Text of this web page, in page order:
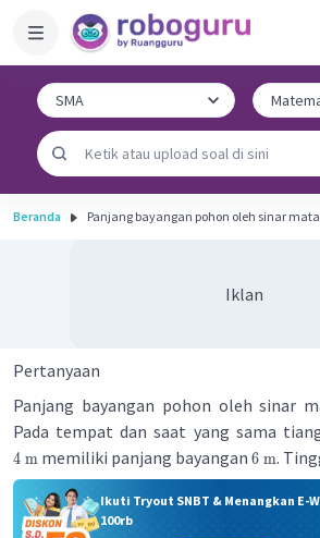
Beranda Panjang bayangan pohon oleh sinar
Iklan
Pertanyaan
Panjang bayangan pohon oleh sinar
Pada tempat dan saat yang sama
4 m memiliki panjang bayangan 6 m.
Ikuti Tryout SNBT & Menangkan E-
100rb